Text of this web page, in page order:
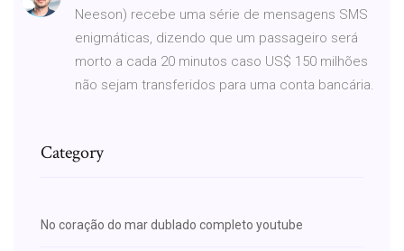
Neeson) recebe uma série de mensagens SMS
enigmáticas, dizendo que um passageiro será
morto a cada 20 minutos caso US$ 150 milhões
não sejam transferidos para uma conta bancária.
Category
No coração do mar dublado completo youtube